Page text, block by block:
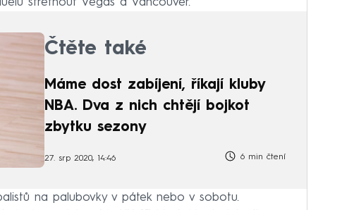
Čtěte také
Máme dost zabíjení, říkají kluby
NBA. Dva z nich chtějí bojkot
zbytku sezony
27. srp 2020, 14:46 6 min čtení
na palubovky v pátek nebo v sobotu.